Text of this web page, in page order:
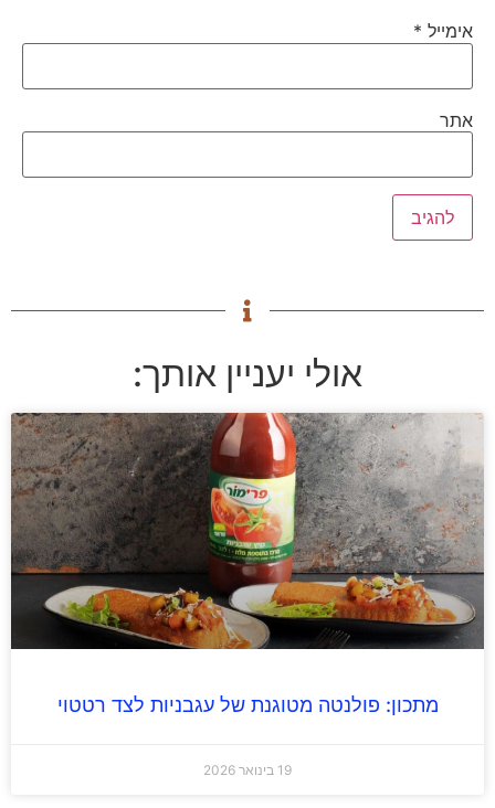
אימייל*
אתר
אולי יעניין אותך:
מתכון: פולנטה מטוגנת של עגבניות לצד רטטוי